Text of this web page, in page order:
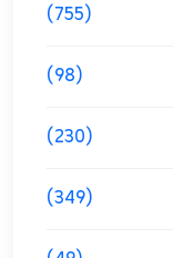
(755)
(98)
(230)
(349)